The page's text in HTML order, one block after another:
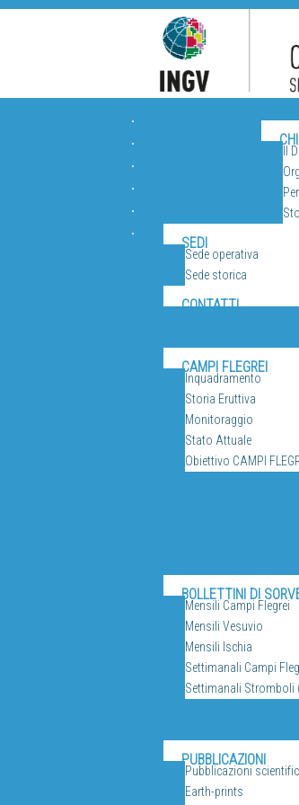
Il
SEDI
Sede operativa
Sede storica
CONTATTI
CAMPI FLEGREI
Inquadramento
Storia Eruttiva
Monitoraggio
Stato Attuale
Obiettivo CAMPI
BOLLETTINI DI
Mensili Campi Flegrei
Mensili Vesuvio
Mensili Ischia
Settimanali Campi
Settimanali Stromboli
PUBBLICAZIONI
Pubblicazioni
Earth-prints